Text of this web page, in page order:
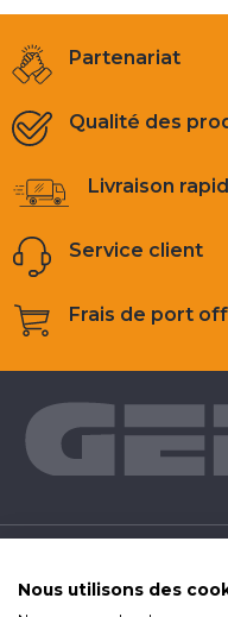
Partenariat
Qualité des
Livraison
Service client
Frais de port
Nous utilisons des